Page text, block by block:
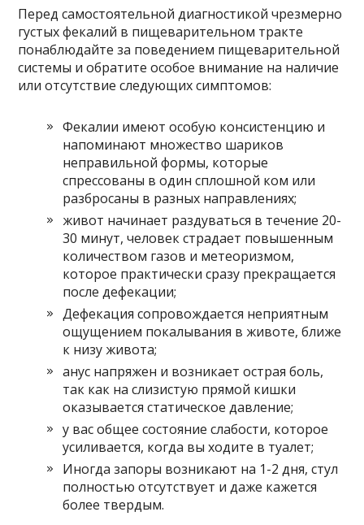
Перед самостоятельной диагностикой чрезмерно
густых фекалий в пищеварительном тракте
понаблюдайте за поведением пищеварительной
системы и обратите особое внимание на наличие
или отсутствие следующих симптомов:
Фекалии имеют особую консистенцию и
напоминают множество шариков
неправильной формы, которые
спрессованы в один сплошной ком или
разбросаны в разных направлениях;
живот начинает раздуваться в течение 20-
30 минут, человек страдает повышенным
количеством газов и метеоризмом,
которое практически сразу прекращается
после дефекации;
Дефекация сопровождается неприятным
ощущением покалывания в животе, ближе
к низу живота;
анус напряжен и возникает острая боль,
так как на слизистую прямой кишки
оказывается статическое давление;
у вас общее состояние слабости, которое
усиливается, когда вы ходите в туалет;
Иногда запоры возникают на 1-2 дня, стул
полностью отсутствует и даже кажется
более твердым.